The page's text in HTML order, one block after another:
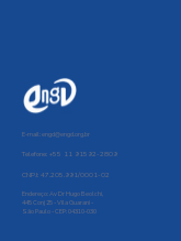
E-mail:engd@engd.org.br
Telefone: +55 11 91592-2809
CNPJ: 47.205.991/0001-02
Endereço: Av Dr Hugo Beolchi,
445 Conj 25 - Vila Guarani -
São Paulo - CEP: 04310-030